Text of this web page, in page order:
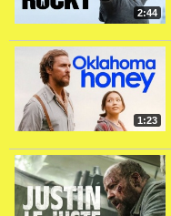
2:44
1:23